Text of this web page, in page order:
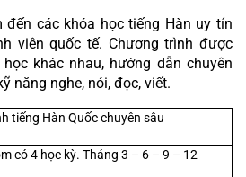
các khóa học tiếng Hàn uy tín
viên quốc tế. Chương trình được
khác nhau, hướng dẫn chuyên
năng nghe, nói, đọc, viết.
tiếng Hàn Quốc chuyên sâu
có 4 học kỳ. Tháng 3 – 6 – 9 – 12